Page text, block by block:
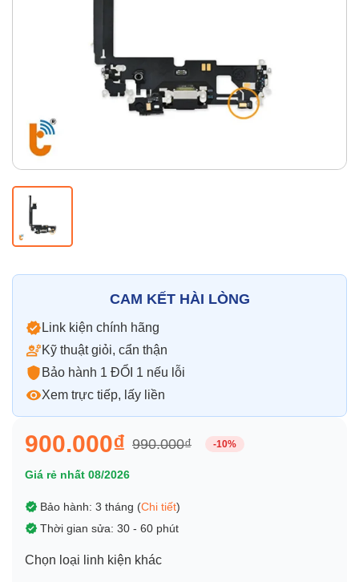
Pin iPhone Pin Samsumg Pin Oppo
Pin Realme
Thay vỏ
CAM KẾT HÀI LÒNG
Link kiện chính hãng
Kỹ thuật giỏi, cẩn thận
Bảo hành 1 ĐỔI 1 nếu lỗi
Xem trực tiếp, lấy liền
900.000₫ 990.000₫ -10%
Giá rẻ nhất 08/2026
Bảo hành: 3 tháng (Chi tiết)
Thời gian sửa: 30 - 60 phút
Chọn loại linh kiện khác